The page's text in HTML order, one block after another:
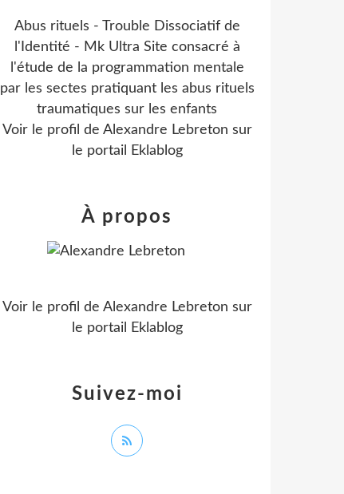
Abus rituels - Trouble Dissociatif de
l'Identité - Mk Ultra Site consacré à
l'étude de la programmation mentale
par les sectes pratiquant les abus rituels
traumatiques sur les enfants
Voir le profil de Alexandre Lebreton sur
le portail Eklablog
Suivez-moi
À propos
Voir le profil de Alexandre Lebreton sur
le portail Eklablog